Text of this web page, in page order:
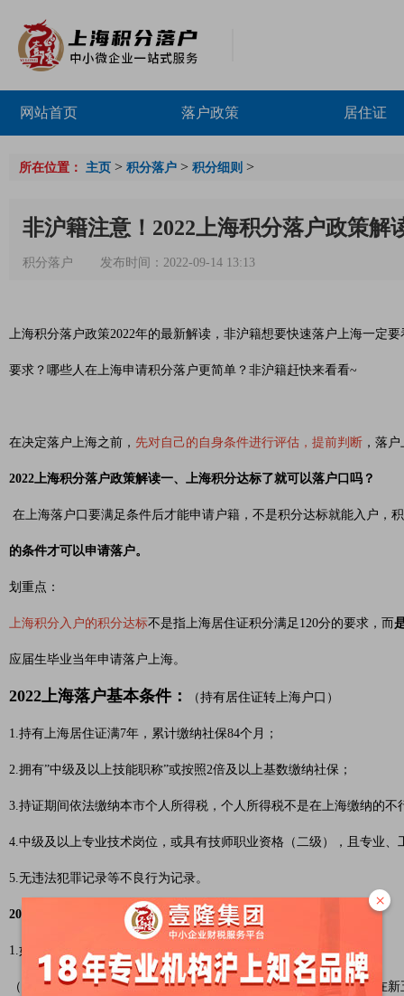
网站首页 落户政策 居住证
所在位置： 主页 > 积分落户 > 积分细则 >
非沪籍注意！2022上海积分落户政策解
积分落户 发布时间：2022-09-14 13:13
上海积分落户政策2022年的最新解读，非沪籍想要快速落户上海一定
要求？哪些人在上海申请积分落户更简单？非沪籍赶快来看看~
在决定落户上海之前， 先对自己的自身条件进行评估，提前判断 ，落
2022上海积分落户政策解读一、上海积分达标了就可以落户口吗？
在上海落户口要满足条件后才能申请户籍，不是积分达标就能入户，
的条件才可以申请落户。
划重点：
上海积分入户的积分达标不是指上海居住证积分满足120分的要求，而
应届生毕业当年申请落户上海。
2022上海落户基本条件： （持有居住证转上海户口）
1.持有上海居住证满7年，累计缴纳社保84个月；
2.拥有”中级及以上技能职称”或按照2倍及以上基数缴纳社保；
3.持证期间依法缴纳本市个人所得税，个人所得税不是在上海缴纳的不
4.中级及以上专业技术岗位，或具有技师职业资格（二级），且专业、
5.无违法犯罪记录等不良行为记录。
2022上海积分落户政策解读二、上海落户口的方法有哪些？
1.如果是在临港新城工作，居转户期限可以从原来的7年放宽2-4年：
（1）在新城 普通单位工作，需要持有居住证5年并缴纳社保，（且在新
×